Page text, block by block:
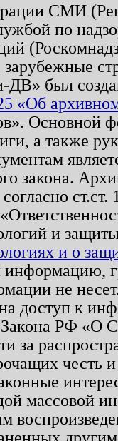
СМИ
по
ДВ» был
«Об
Основной
а также
закона.
и
и о
не
доступ к
Закона РФ «О
за
честь
массовой